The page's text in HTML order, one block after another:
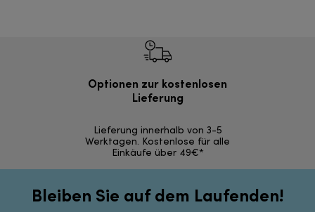
Optionen zur kostenlosen
Lieferung
Lieferung innerhalb von 3-5
Werktagen. Kostenlose für alle
Einkäufe über 49€*
Bleiben Sie auf dem Laufenden!